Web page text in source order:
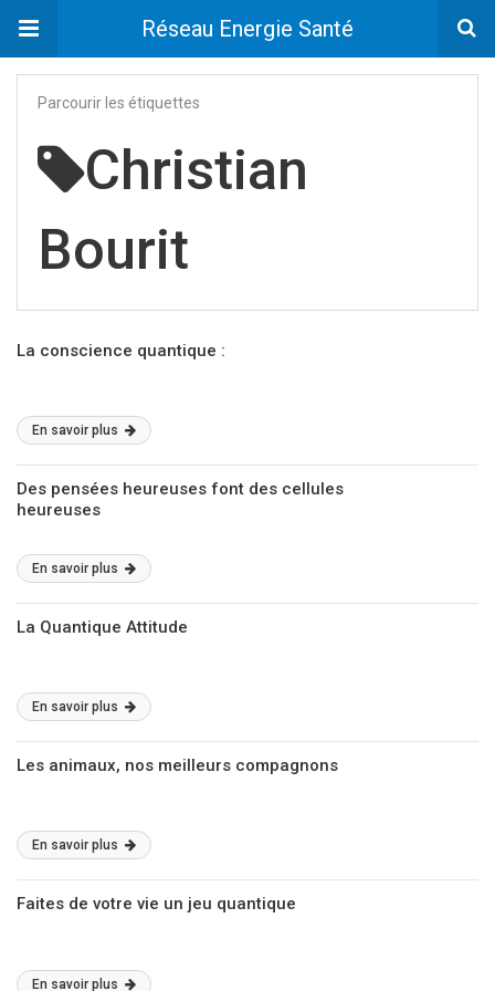
Réseau Energie Santé
Parcourir les étiquettes
Christian
Bourit
La conscience quantique :
En savoir plus
Des pensées heureuses font des cellules
heureuses
En savoir plus
La Quantique Attitude
En savoir plus
Les animaux, nos meilleurs compagnons
En savoir plus
Faites de votre vie un jeu quantique
En savoir plus